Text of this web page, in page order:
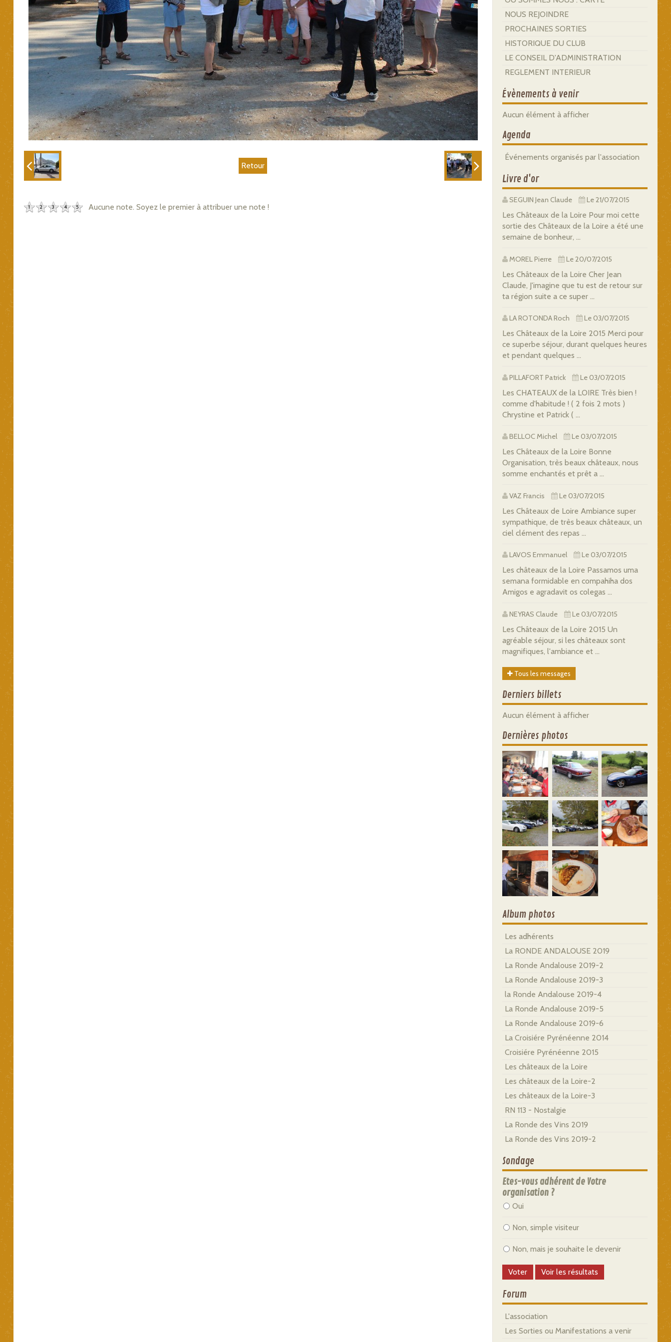
Retour
1 2 3 4 5 Aucune note. Soyez le premier à attribuer une note !
NOUS REJOINDRE
PROCHAINES SORTIES
HISTORIQUE DU CLUB
LE CONSEIL D'ADMINISTRATION
REGLEMENT INTERIEUR
Évènements à venir
Aucun élément à afficher
Agenda
Événements organisés par l'association
Livre d'or
SEGUIN Jean Claude Le 21/07/2015
Les Châteaux de la Loire Pour moi cette
sortie des Châteaux de la Loire a été une
semaine de bonheur, ...
MOREL Pierre Le 20/07/2015
Les Châteaux de la Loire Cher Jean
Claude, J'imagine que tu est de retour sur
ta région suite a ce super ...
LA ROTONDA Roch Le 03/07/2015
Les Châteaux de la Loire 2015 Merci pour
ce superbe séjour, durant quelques heures
et pendant quelques ...
PILLAFORT Patrick Le 03/07/2015
Les CHATEAUX de la LOIRE Très bien !
comme d'habitude ! ( 2 fois 2 mots )
Chrystine et Patrick ( ...
BELLOC Michel Le 03/07/2015
Les Châteaux de la Loire Bonne
Organisation, très beaux châteaux, nous
somme enchantés et prêt a ...
VAZ Francis Le 03/07/2015
Les Châteaux de Loire Ambiance super
sympathique, de très beaux châteaux, un
ciel clément des repas ...
LAVOS Emmanuel Le 03/07/2015
Les châteaux de la Loire Passamos uma
semana formidable en compahiha dos
Amigos e agradavit os colegas ...
NEYRAS Claude Le 03/07/2015
Les Châteaux de la Loire 2015 Un
agréable séjour, si les châteaux sont
magnifiques, l'ambiance et ...
Tous les messages
Derniers billets
Aucun élément à afficher
Dernières photos
Album photos
Les adhérents
La RONDE ANDALOUSE 2019
La Ronde Andalouse 2019-2
La Ronde Andalouse 2019-3
la Ronde Andalouse 2019-4
La Ronde Andalouse 2019-5
La Ronde Andalouse 2019-6
La Croisiére Pyrénéenne 2014
Croisiére Pyrénéenne 2015
Les châteaux de la Loire
Les châteaux de la Loire-2
Les châteaux de la Loire-3
RN 113 - Nostalgie
La Ronde des Vins 2019
La Ronde des Vins 2019-2
Sondage
Etes-vous adhérent de Votre
organisation ?
Oui
Non, simple visiteur
Non, mais je souhaite le devenir
Forum
L'association
Les Sorties ou Manifestations a venir